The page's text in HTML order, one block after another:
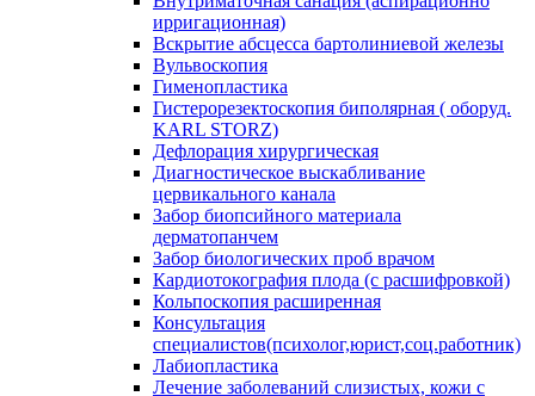
ирригационная)
Вскрытие абсцесса бартолиниевой железы
Вульвоскопия
Гименопластика
Гистерорезектоскопия биполярная ( оборуд.
KARL STORZ)
Дефлорация хирургическая
Диагностическое выскабливание
цервикального канала
Забор биопсийного материала
дерматопанчем
Забор биологических проб врачом
Кардиотокография плода (с расшифровкой)
Кольпоскопия расширенная
Консультация
специалистов(психолог,юрист,соц.работник)
Лабиопластика
Лечение заболеваний слизистых, кожи с